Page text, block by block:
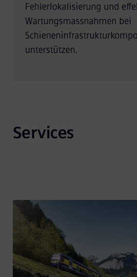
Fehlerlokalisierung und
Wartungsmassnahmen bei
unterstützen.
Services